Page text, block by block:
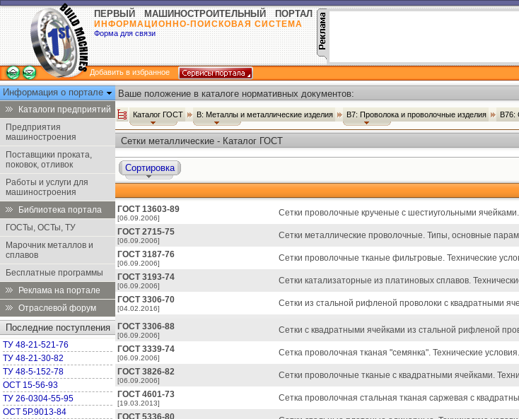
ПЕРВЫЙ МАШИНОСТРОИТЕЛЬНЫЙ ПОРТАЛ
ИНФОРМАЦИОННО-ПОИСКОВАЯ СИСТЕМА
Форма для связи
Добавить в избранное
Информация о портале
Каталоги предприятий
Предприятия
машиностроения
Поставщики проката,
поковок, отливок
Работы и услуги для
машиностроения
Библиотека портала
ГОСТы, ОСТы, ТУ
Марочник металлов и
сплавов
Бесплатные программы
Реклама на портале
Отраслевой форум
Последние поступления
ТУ 48-21-521-76
ТУ 48-21-30-82
ТУ 48-5-152-78
ОСТ 15-56-93
ТУ 26-0304-55-95
ОСТ 5Р.9013-84
Ваше положение в каталоге нормативных документов:
Каталог ГОСТ В: Металлы и металлические изделия В7: Проволока и проволочные изделия В76:
Сетки металлические - Каталог ГОСТ
Сортировка
ГОСТ 13603-89
[06.09.2006]
Сетки проволочные крученые с шестиугольными
ГОСТ 2715-75
[06.09.2006]
Сетки металлические проволочные. Типы, основные
ГОСТ 3187-76
[06.09.2006]
Сетки проволочные тканые фильтровые. Технические
ГОСТ 3193-74
[06.09.2006]
Сетки катализаторные из платиновых сплавов.
ГОСТ 3306-70
[04.02.2016]
Сетки из стальной рифленой проволоки с квадратными
ГОСТ 3306-88
[06.09.2006]
Сетки с квадратными ячейками из стальной рифленой
ГОСТ 3339-74
[06.09.2006]
Сетка проволочная тканая "семянка". Технические условия.
ГОСТ 3826-82
[06.09.2006]
Сетки проволочные тканые с квадратными ячейками.
ГОСТ 4601-73
[19.03.2013]
Сетка проволочная стальная тканая саржевая с
ГОСТ 5336-80